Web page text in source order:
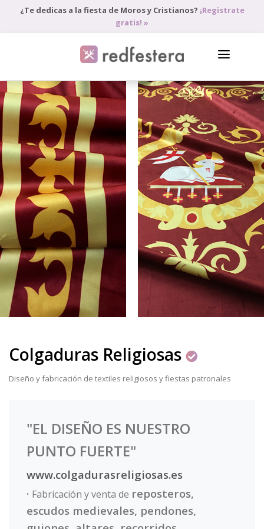
¿Te dedicas a la fiesta de Moros y Cristianos? ¡Registrate
gratis! »
DIRECTORIO DE PROFESIONALES
PEDIR PRESUPUESTO
BLOG
ANÚNCIATE
ACCEDE
Colgaduras Religiosas
Diseño y fabricación de textiles religiosos y fiestas patronales
"EL DISEÑO ES NUESTRO
PUNTO FUERTE"
www.colgadurasreligiosas.es
· Fabricación y venta de reposteros,
escudos medievales, pendones,